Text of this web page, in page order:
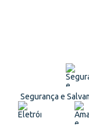
Segurança e